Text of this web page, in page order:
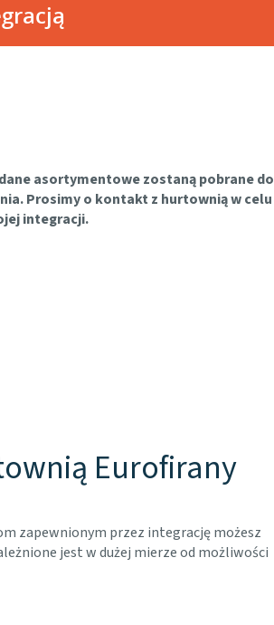
asortymentowe zostaną pobrane do
Prosimy o kontakt z hurtownią w celu
integracji.
Eurofirany
zapewnionym przez integrację możesz
jest w dużej mierze od możliwości